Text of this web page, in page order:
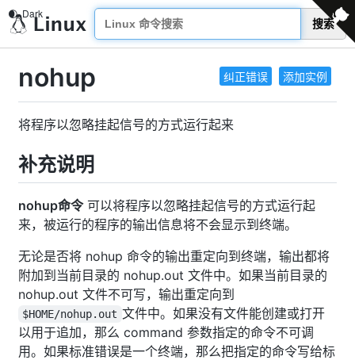
搜索
纠正错误 添加实例
nohup
将程序以忽略挂起信号的方式运行起来
补充说明
nohup命令可以将程序以忽略挂起信号的方式运行起
来，被运行的程序的输出信息将不会显示到终端。
无论是否将 nohup 命令的输出重定向到终端，输出都将
附加到当前目录的 nohup.out 文件中。如果当前目录的
nohup.out 文件不可写，输出重定向到
$HOME/nohup.out 文件中。如果没有文件能创建或打开
以用于追加，那么 command 参数指定的命令不可调
用。如果标准错误是一个终端，那么把指定的命令写给标